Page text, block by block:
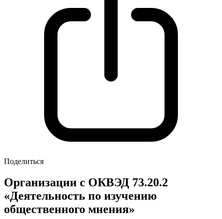
Поделиться
Организации с ОКВЭД 73.20.2
«Деятельность по изучению
общественного мнения»